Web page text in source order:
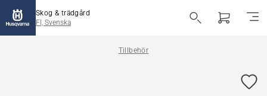
Skog & trädgård
FI, Svenska
Tillbehör